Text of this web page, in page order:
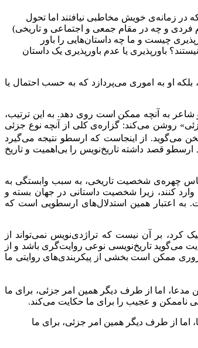
در زمانه‌ی خویش مخاطبی نیافتند اما تحول
فردی و چه در مقام جمعی و اجتماعی و تاریخی)
چیست و ما چه داستان‌هایی را باور
باورپذیری یا عدم باورپذیری یک داستان
او به اموری می‌پردازد که به حسب احتمال یا
شاعر به آنچه ممکن است روی دهد. به این ترتیب،
روشن می‌کند: گزاره‌ی کلی از آنچه نوع جزئی
می‌گوید. از اینجاست که ارسطو نتیجه می‌گیرد
قصد داشته تاریخ‌نویس را بی‌اهمیت و تاریخ
چهره‌ی شخصیت تاریخی، به سبب وابستگی به
کنند، زیرا شخصیت داستانی در جهان بسته و
به اعتبار همین استدلال‌های ارسطویی است که
کرد، بر آن نیست که تراژدی‌نویس نمی‌تواند از
می‌گوید تاریخ‌نویسی نوعی روایت‌گری باشد و از
ممکن است بخشی از پیکر‌بندی‌های روایتی ما
مدعا، اما از طرف دیگر همین امر جزئی، برای ما
ناممکن و عجیب را برای ما حکایت می‌کند.
اما از طرف دیگر همین امر جزئی، برای ما